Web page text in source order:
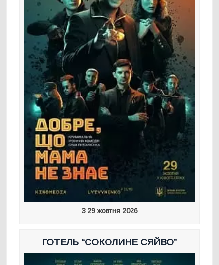
З 29 жовтня 2026
ГОТЕЛЬ “СОКОЛИНЕ СЯЙВО”